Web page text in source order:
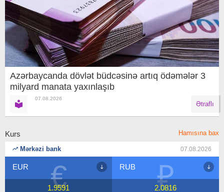
Azərbaycanda dövlət büdcəsinə artıq ödəmələr 3
milyard manata yaxınlaşıb
07.08.2026
Ətraflı
Kurs Hamısına bax
Mərkəzi bank 07.08.2026
₽
RUB
2.0816 $
USD
1.7